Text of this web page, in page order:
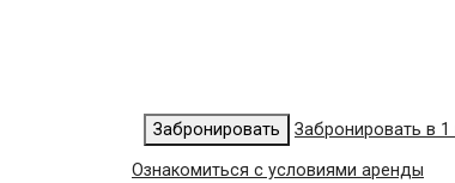
Забронировать
Забронировать в 1
Ознакомиться с условиями аренды